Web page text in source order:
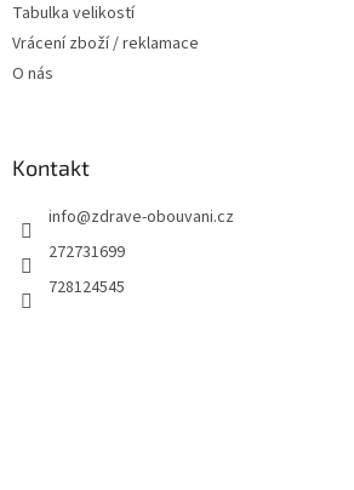
Tabulka velikostí
Vrácení zboží / reklamace
O nás
Kontakt
info@zdrave-obouvani.cz
272731699
728124545